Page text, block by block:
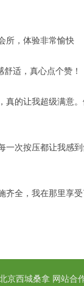
，体验非常愉快
适，真心点个赞！
的让我超级满意。
次按压都让我感到
全，我在那里享受
京西城桑拿 网站合